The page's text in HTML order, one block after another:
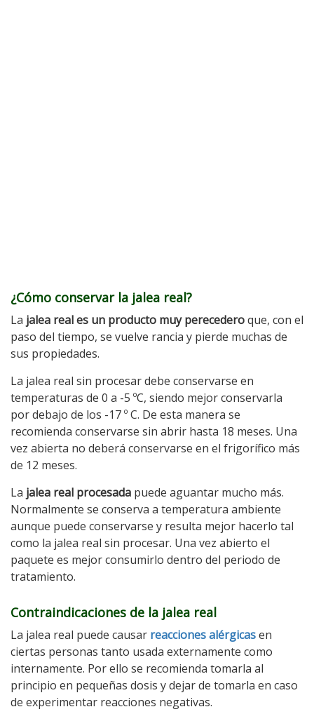
¿Cómo conservar la jalea real?
La jalea real es un producto muy perecederoque, con el
paso del tiempo, se vuelve rancia y pierde muchas de
sus propiedades.
La jalea real sin procesar debe conservarse en
temperaturas de 0 a -5 ºC, siendo mejor conservarla
por debajo de los -17 º C. De esta manera se
recomienda conservarse sin abrir hasta 18 meses. Una
vez abierta no deberá conservarse en el frigorífico más
de 12 meses.
La jalea real procesada puede aguantar mucho más.
Normalmente se conserva a temperatura ambiente
aunque puede conservarse y resulta mejor hacerlo tal
como la jalea real sin procesar. Una vez abierto el
paquete es mejor consumirlo dentro del periodo de
tratamiento.
Contraindicaciones de la jalea real
La jalea real puede causar reacciones alérgicasen
ciertas personas tanto usada externamente como
internamente. Por ello se recomienda tomarla al
principio en pequeñas dosis y dejar de tomarla en caso
de experimentar reacciones negativas.